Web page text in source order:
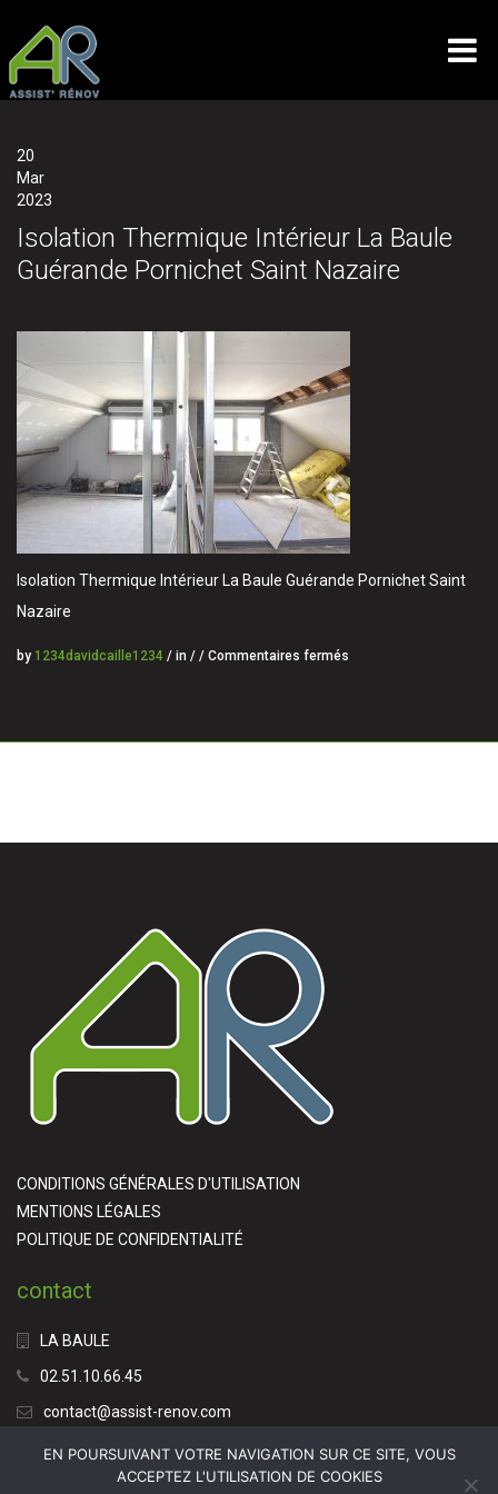
20
Mar
2023
Isolation Thermique Intérieur La Baule
Guérande Pornichet Saint Nazaire
Isolation Thermique Intérieur La Baule Guérande Pornichet Saint
Nazaire
by 1234davidcaille1234 / in / / Commentaires fermés
CONDITIONS GÉNÉRALES D'UTILISATION
MENTIONS LÉGALES
POLITIQUE DE CONFIDENTIALITÉ
contact
LA BAULE
02.51.10.66.45
contact@assist-renov.com
EN POURSUIVANT VOTRE NAVIGATION SUR CE SITE, VOUS
ACCEPTEZ L'UTILISATION DE COOKIES